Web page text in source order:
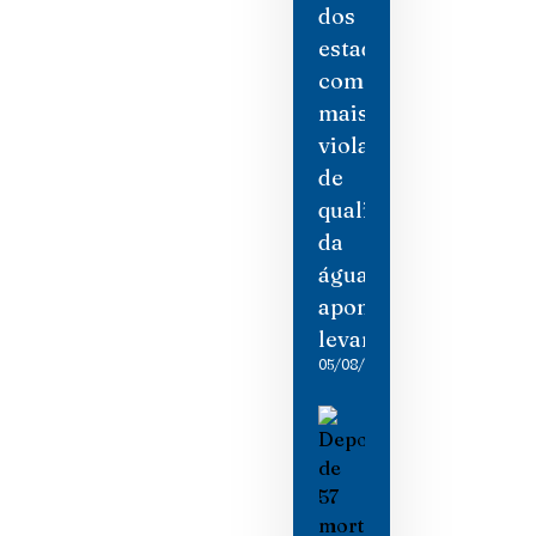
dos
estados
com
mais
violações
de
qualidade
da
água,
aponta
levantamento
05/08/2026